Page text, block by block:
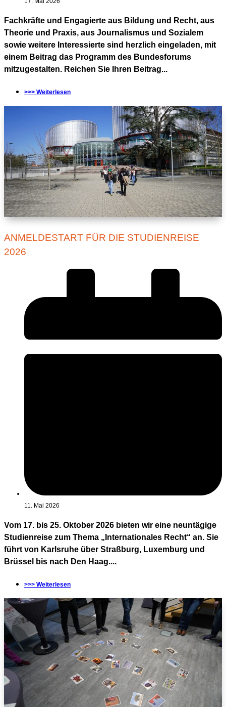
Fachkräfte und Engagierte aus Bildung und Recht, aus
Theorie und Praxis, aus Journalismus und Sozialem
sowie weitere Interessierte sind herzlich eingeladen, mit
einem Beitrag das Programm des Bundesforums
mitzugestalten. Reichen Sie Ihren Beitrag...
>>> Weiterlesen
ANMELDESTART FÜR DIE STUDIENREISE
2026
11. Mai 2026
Vom 17. bis 25. Oktober 2026 bieten wir eine neuntägige
Studienreise zum Thema „Internationales Recht“ an. Sie
führt von Karlsruhe über Straßburg, Luxemburg und
Brüssel bis nach Den Haag....
>>> Weiterlesen